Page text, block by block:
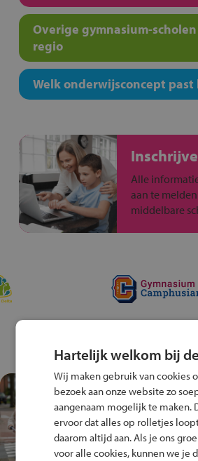
Overige gymnasium-
regio
Welk onderwijsconcept past
Alle
aan te
middelbare
Test je
Fiets Veilig
Speel het Fiets
Hartelijk welkom bij
Wij maken gebruik van cookies
bezoek aan onze website zo
aangenaam mogelijk te maken.
ervoor dat alles op rolletjes
daarom altijd aan. Als je ons
voor alle cookies, kunnen we je